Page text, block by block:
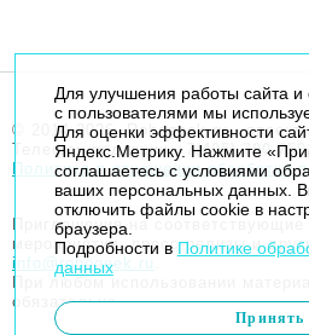
© 2014-2026. Robogeek.ru - проект
Телефон редакции+7(495) 790-
Политика в отношении обработки
Приглашения на соответствующие
мероприятия, пресс-релизы и
info@robogeek.ru
При любом использовании
обязательна.
Для улучшения работы сайта и
с пользователями мы
Для оценки эффективности
Яндекс.Метрику. Нажмите
соглашаетесь с условиями
ваших персональных данных.
отключить файлы cookie в
браузера.
Подробности в Политике
данных
Принять